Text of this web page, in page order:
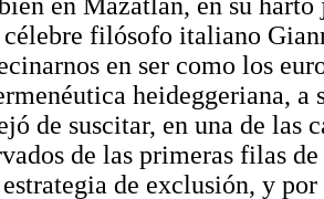
filósofo italiano
en ser como los
heideggeriana,
de suscitar, en una de las
de las primeras filas
de exclusión, y